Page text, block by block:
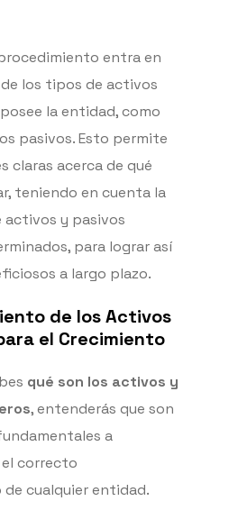
entra en
los tipos de activos
la entidad, como
pasivos. Esto permite
claras acerca de qué
teniendo en cuenta la
y pasivos
para lograr así
a largo plazo.
de los Activos
el Crecimiento
qué son los activos y
, entenderás que son
a
correcto
cualquier entidad.